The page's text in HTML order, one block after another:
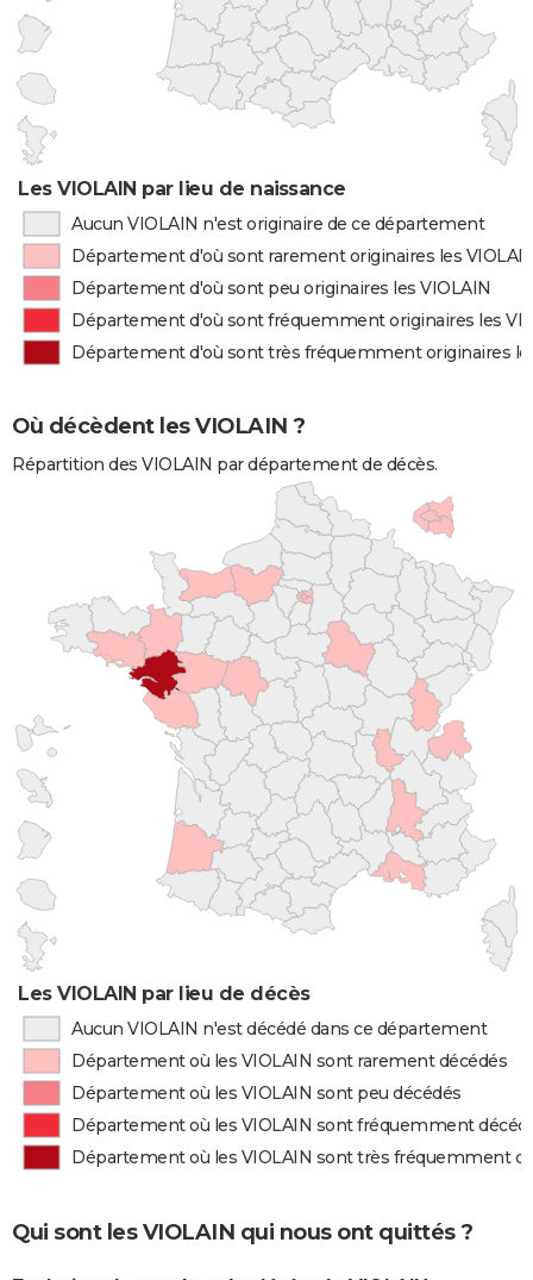
Les VIOLAIN par lieu de naissance
Aucun VIOLAIN n'est originaire de ce département
Département d'où sont rarement originaires les
Département d'où sont peu originaires les VIOLAIN
Département d'où sont fréquemment originaires les
Département d'où sont très fréquemment originaires
Où décèdent les VIOLAIN ?
Répartition des VIOLAIN par département de décès.
Les VIOLAIN par lieu de décès
Aucun VIOLAIN n'est décédé dans ce département
Département où les VIOLAIN sont rarement décédés
Département où les VIOLAIN sont peu décédés
Département où les VIOLAIN sont fréquemment
Département où les VIOLAIN sont très fréquemment
Qui sont les VIOLAIN qui nous ont quittés ?